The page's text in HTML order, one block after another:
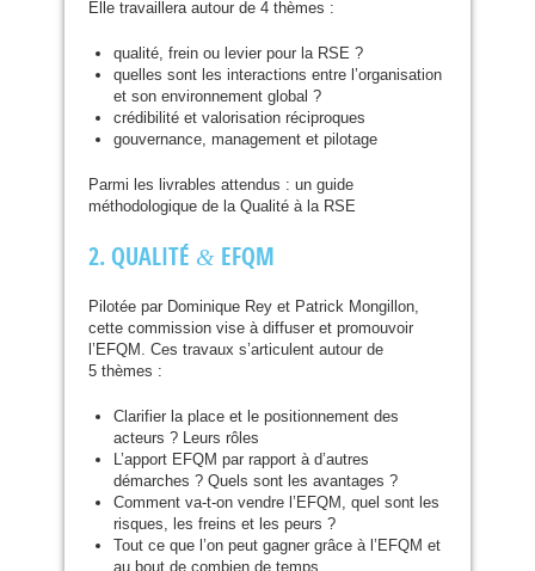
Elle travaillera autour de 4 thèmes :
qualité, frein ou levier pour la RSE ?
quelles sont les interactions entre l’organisation
et son environnement global ?
crédibilité et valorisation réciproques
gouvernance, management et pilotage
Parmi les livrables attendus : un guide
méthodologique de la Qualité à la RSE
2. QUALITÉ & EFQM
Pilotée par Dominique Rey et Patrick Mongillon,
cette commission vise à diffuser et promouvoir
l’ EFQM . Ces travaux s’articulent autour de
5 thèmes :
Clarifier la place et le positionnement des
acteurs ? Leurs rôles
L’apport EFQM par rapport à d’autres
démarches ? Quels sont les avantages ?
Comment va-t-on vendre l’ EFQM , quel sont les
risques, les freins et les peurs ?
Tout ce que l’on peut gagner grâce à l’ EFQM et
au bout de combien de temps